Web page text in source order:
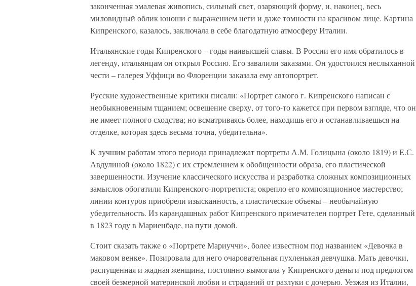
законченная эмалевая живопись, сильный свет, озаряющий форму, и, наконец, весь
миловидный облик юноши с выражением неги и даже томности на красивом лице. Картина
Кипренского, казалось, заключала в себе благодатную атмосферу Италии.
Итальянские годы Кипренского – годы наивысшей славы. В России его имя обратилось в
легенду, итальянцам он открыл Россию. Его завалили заказами. Он удостоился неслыханной
чести – галерея Уффици во Флоренции заказала ему автопортрет.
Русские художественные критики писали: «Портрет самого г. Кипренского написан с
необыкновенным тщанием; освещение сверху, от того-то кажется при первом взгляде, что он
не имеет полного сходства; но всматриваясь более, находишь его и останавливаешься на
отделке, которая здесь весьма точна, убедительна».
К лучшим работам этого периода принадлежат портреты А.М. Голицына (около 1819) и Е.С.
Авдулиной (около 1822) с их стремлением к обобщенности образа, его пластической
завершенности. Изучение классического искусства и разработка сложных композиционных
замыслов обогатили Кипренского-портретиста; окрепло его композиционное мастерство;
линии контуров приобрели изысканность, а пластические объемы – необычайную
убедительность. Из карандашных работ Кипренского примечателен портрет Гете, сделанный
в 1823 году в Мариенбаде, на пути домой.
Стоит сказать также о «Портрете Мариуччи», более известном под названием «Девочка в
маковом венке». Позировала для него очаровательная пухленькая девчушка. Мать девочки,
распущенная и жадная женщина, постоянно вымогала у Кипренского деньги под предлогом
своей безмерной материнской любви и страданий от разлуки с дочерью. Уезжая из Италии,